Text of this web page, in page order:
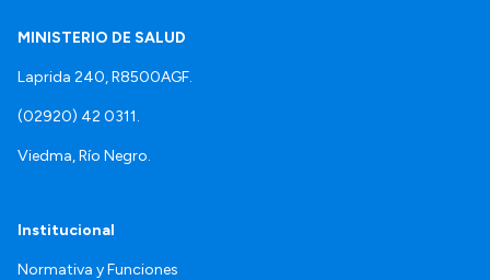
MINISTERIO DE SALUD
Laprida 240, R8500AGF.
(02920) 42 0311.
Viedma, Río Negro.
Institucional
Normativa y Funciones